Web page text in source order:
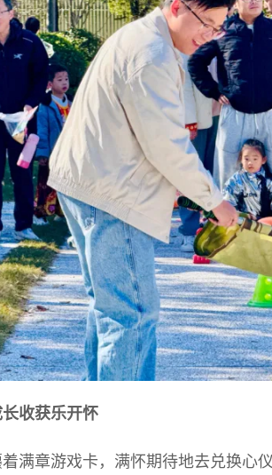
收获乐开怀
满章游戏卡，满怀期待地去兑换心